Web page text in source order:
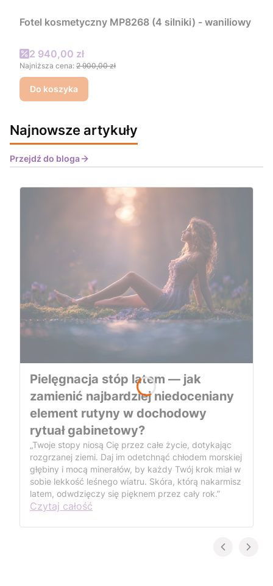
Fotel kosmetyczny MP8268 (4 silniki) - waniliowy
Cena promocyjna
2 940,00 zł
Najniższa cena: 2 900,00 zł
Do koszyka
Najnowsze artykuły
Przejdź do bloga
Pielęgnacja stóp latem — jak
zamienić najbardziej niedoceniany
element rutyny w dochodowy
rytuał gabinetowy?
„Twoje stopy niosą Cię przez całe życie, dotykając
rozgrzanej ziemi. Daj im odetchnąć chłodem morskiej
głębiny i mocą minerałów, by każdy Twój krok miał w
sobie lekkość leśnego wiatru. Skóra, którą nakarmisz
latem, odwdzięczy się pięknem przez cały rok.”
Czytaj całość